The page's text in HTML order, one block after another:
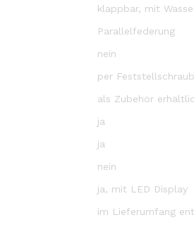
klappbar, mit
Parallelfederung
nein
per
als Zubehör
ja
ja
nein
ja, mit LED Display
im Lieferumfang